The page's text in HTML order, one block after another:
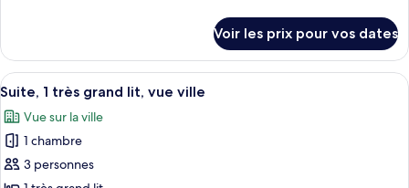
Majestueuse,
chambre,
vue
ville
(Grand
Masters
le
type
de
Suite
Majestueuse,
chambre,
Voir les prix pour vos dates
Afficher
toutes
les
photos
pour
Une chambre d’hôtel moderne
2
Suite, 1 très grand lit, vue ville
Vue sur la ville
1 chambre
3 personnes